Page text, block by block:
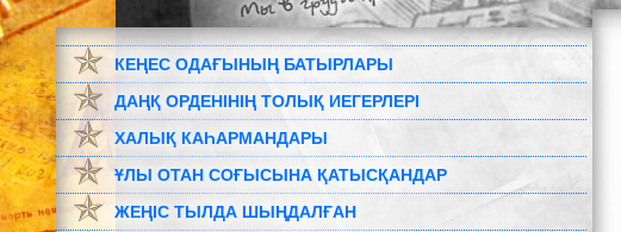
КЕҢЕС ОДАҒЫНЫҢ БАТЫРЛАРЫ
ДАҢҚ ОРДЕНІНІҢ ТОЛЫҚ ИЕГЕРЛЕРІ
ХАЛЫҚ КАҺАРМАНДАРЫ
ҰЛЫ ОТАН СОҒЫСЫНА ҚАТЫСҚАНДАР
ЖЕҢІС ТЫЛДА ШЫҢДАЛҒАН